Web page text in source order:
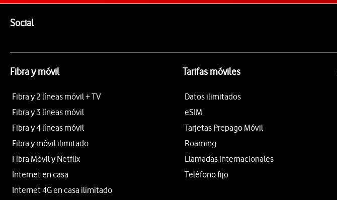
SocialEnlaces a las redes sociales de Vodafone
Fibra y móvil
Fibra y 2 líneas móvil + TV
Fibra y 3 líneas móvil
Fibra y 4 líneas móvil
Fibra y móvil ilimitado
Fibra Móvil y Netflix
Internet en casa
Internet 4G en casa ilimitado
Tarifas móviles
Datos ilimitados
eSIM
Tarjetas Prepago Móvil
Roaming
Llamadas internacionales
Teléfono fijo